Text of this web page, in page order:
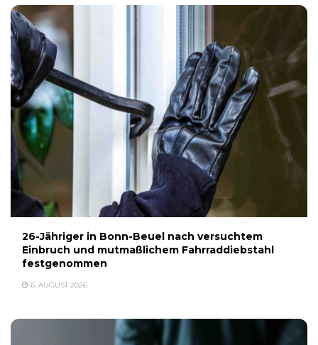
26-Jähriger in Bonn-Beuel nach versuchtem
Einbruch und mutmaßlichem Fahrraddiebstahl
festgenommen
6. AUGUST 2026